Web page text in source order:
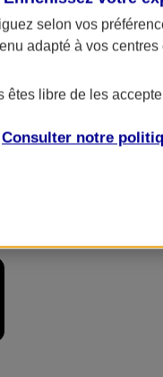
cas d'aléas grave
selon vos
adapté à vos
êtes libre de les
Consulter notre